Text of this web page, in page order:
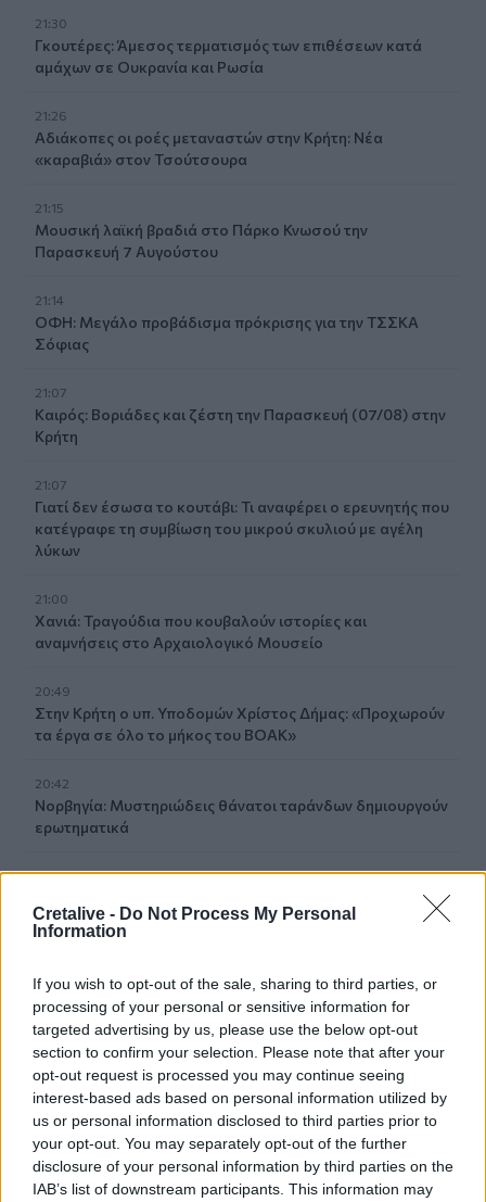
Cretalive - Do Not Process My Personal
Information
If you wish to opt-out of the sale, sharing to third parties, or
processing of your personal or sensitive information for
targeted advertising by us, please use the below opt-out
section to confirm your selection. Please note that after your
opt-out request is processed you may continue seeing
interest-based ads based on personal information utilized by
us or personal information disclosed to third parties prior to
your opt-out. You may separately opt-out of the further
disclosure of your personal information by third parties on the
IAB’s list of downstream participants. This information may
21:30
Γκουτέρες: Άμεσος τερματισμός των επιθέσεων κατά
αμάχων σε Ουκρανία και Ρωσία
21:26
Αδιάκοπες οι ροές μεταναστών στην Κρήτη: Νέα
«καραβιά» στον Τσούτσουρα
21:15
Μουσική λαϊκή βραδιά στο Πάρκο Κνωσού την
Παρασκευή 7 Αυγούστου
21:14
ΟΦΗ: Μεγάλο προβάδισμα πρόκρισης για την ΤΣΣΚΑ
Σόφιας
21:07
Καιρός: Βοριάδες και ζέστη την Παρασκευή (07/08) στην
Κρήτη
21:07
Γιατί δεν έσωσα το κουτάβι: Τι αναφέρει ο ερευνητής που
κατέγραφε τη συμβίωση του μικρού σκυλιού με αγέλη
λύκων
21:00
Χανιά: Τραγούδια που κουβαλούν ιστορίες και
αναμνήσεις στο Αρχαιολογικό Μουσείο
20:49
Στην Κρήτη ο υπ. Υποδομών Χρίστος Δήμας: «Προχωρούν
τα έργα σε όλο το μήκος του ΒΟΑΚ»
20:42
Νορβηγία: Μυστηριώδεις θάνατοι ταράνδων δημιουργούν
ερωτηματικά
20:29
Ιεράπετρα: Χειροπέδες σε 20χρονο φερόμενο διακινητή
για την «καραβιά» με τους 45 μετανάστες
Λιμάνι Ηρακλείου: Έμπλεξε ο κάβος στην προπέλα του
πλοίου!
20:15
Γερμανία: Τουλάχιστον 25 τραυματίες, οι επτά σοβαρά,
από σύγκρουση δύο τραμ - Δείτε βίντεο
20:06
Οργανωτικό λίφτινγκ χρειάζονται οι δήμοι